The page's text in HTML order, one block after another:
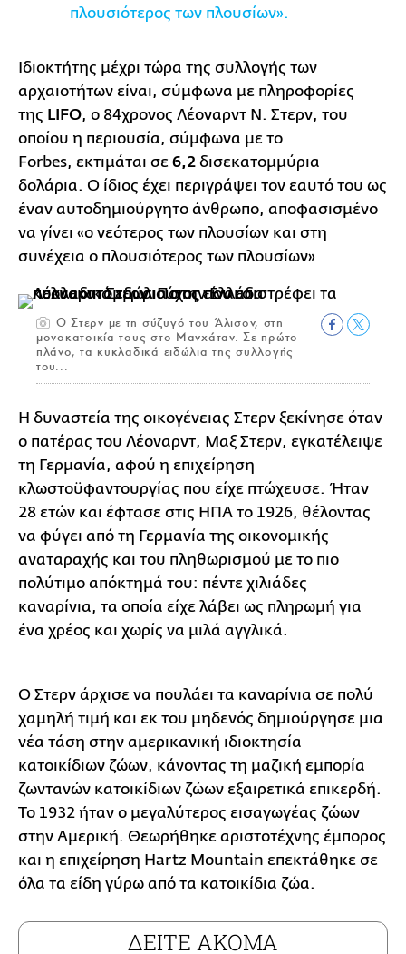
πλουσιότερος των πλουσίων».
Ιδιοκτήτης μέχρι τώρα της συλλογής των
αρχαιοτήτων είναι, σύμφωνα με πληροφορίες
της LIFO, ο 84χρονος Λέοναρντ Ν. Στερν, του
οποίου η περιουσία, σύμφωνα με το
Forbes, εκτιμάται σε 6,2 δισεκατομμύρια
δολάρια. Ο ίδιος έχει περιγράψει τον εαυτό του ως
έναν αυτοδημιούργητο άνθρωπο, αποφασισμένο
να γίνει «ο νεότερος των πλουσίων και στη
συνέχεια ο πλουσιότερος των πλουσίων»
O Στερν με τη σύζυγό του Άλισον, στη
μονοκατοικία τους στο Μανχάταν. Σε πρώτο
πλάνο, τα κυκλαδικά ειδώλια της συλλογής
του...
Η δυναστεία της οικογένειας Στερν ξεκίνησε όταν
ο πατέρας του Λέοναρντ, Μαξ Στερν, εγκατέλειψε
τη Γερμανία, αφού η επιχείρηση
κλωστοϋφαντουργίας που είχε πτώχευσε. Ήταν
28 ετών και έφτασε στις ΗΠΑ το 1926, θέλοντας
να φύγει από τη Γερμανία της οικονομικής
αναταραχής και του πληθωρισμού με το πιο
πολύτιμο απόκτημά του: πέντε χιλιάδες
καναρίνια, τα οποία είχε λάβει ως πληρωμή για
ένα χρέος και χωρίς να μιλά αγγλικά.
Ο Στερν άρχισε να πουλάει τα καναρίνια σε πολύ
χαμηλή τιμή και εκ του μηδενός δημιούργησε μια
νέα τάση στην αμερικανική ιδιοκτησία
κατοικίδιων ζώων, κάνοντας τη μαζική εμπορία
ζωντανών κατοικίδιων ζώων εξαιρετικά επικερδή.
Το 1932 ήταν ο μεγαλύτερος εισαγωγέας ζώων
στην Αμερική. Θεωρήθηκε αριστοτέχνης έμπορος
και η επιχείρηση Hartz Mountain επεκτάθηκε σε
όλα τα είδη γύρω από τα κατοικίδια ζώα.
ΔΕΙΤΕ ΑΚΟΜΑ